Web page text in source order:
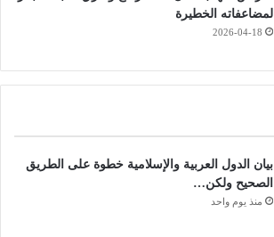
لمضاعفاته الخطيرة
2026-04-18
بيان الدول العربية والإسلامية خطوة على الطريق
الصحيح ولكن…
منذ يوم واحد